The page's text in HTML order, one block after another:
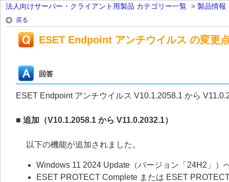
法人向けサーバー・クライアント用製品 カテゴリー一覧 > 製品情報
戻る
ESET Endpoint アンチウイルス の変更
回答
ESET Endpoint アンチウイルス V10.1.2058.1 から
■ 追加（V10.1.2058.1 から V11.0.2032.1）
以下の機能が追加されました。
Windows 11 2024 Update（バージョン「24H2」）
ESET PROTECT Complete または ESET